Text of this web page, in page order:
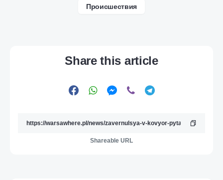
Происшествия
Share this article
Shareable URL